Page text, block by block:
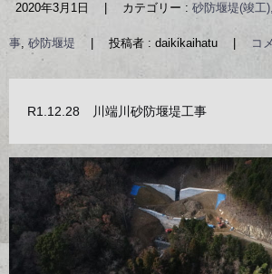
2020年3月1日 カテゴリー : 砂防堰堤(竣工
事, 砂防堰堤 投稿者 : daikikaihatu コ
R1.12.28 川端川砂防堰堤工事